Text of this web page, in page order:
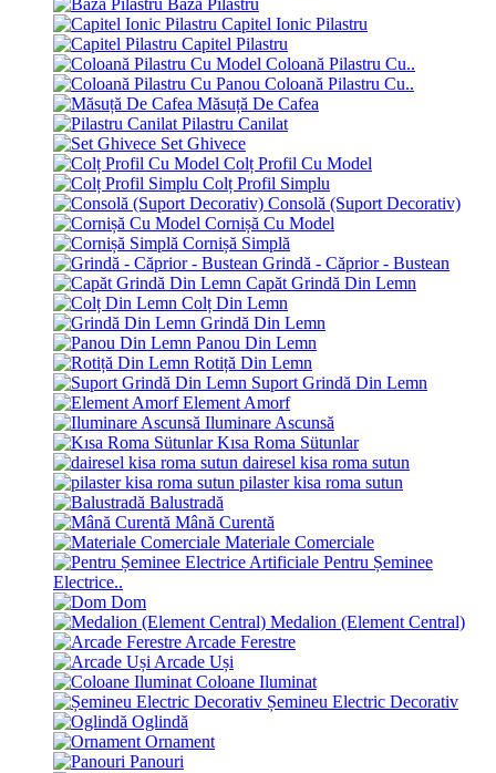
Bază Pilastru
Capitel Ionic Pilastru
Capitel Pilastru
Coloană Pilastru Cu..
Coloană Pilastru Cu..
Măsuță De Cafea
Pilastru Canilat
Set Ghivece
Colț Profil Cu Model
Colț Profil Simplu
Consolă (Suport Decorativ)
Cornișă Cu Model
Cornișă Simplă
Grindă - Căprior - Bustean
Capăt Grindă Din Lemn
Colț Din Lemn
Grindă Din Lemn
Panou Din Lemn
Rotiță Din Lemn
Suport Grindă Din Lemn
Element Amorf
Iluminare Ascunsă
Kısa Roma Sütunlar
dairesel kisa roma sutun
pilaster kisa roma sutun
Balustradă
Mână Curentă
Materiale Comerciale
Pentru Șeminee
Electrice..
Dom
Medalion (Element Central)
Arcade Ferestre
Arcade Uși
Coloane Iluminat
Șemineu Electric Decorativ
Oglindă
Ornament
Panouri